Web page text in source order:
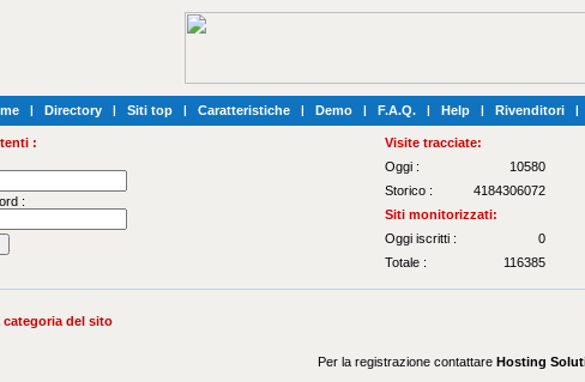
| Directory | Siti top | Caratteristiche | Demo | F.A.Q. | Help | Rivenditori |
:
:
Visite tracciate:
Oggi :
10580
Storico :
4184306072
Siti monitorizzati:
Oggi iscritti :
0
Totale :
116385
del sito
Per la registrazione contattare Hosting